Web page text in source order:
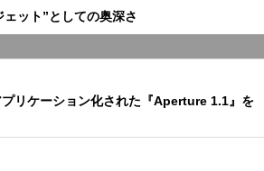
ガジェット”としての奥深さ
リケーション化された『Aperture 1.1』を